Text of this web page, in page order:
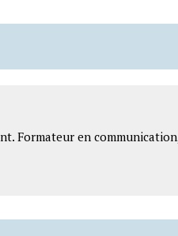
Formateur en